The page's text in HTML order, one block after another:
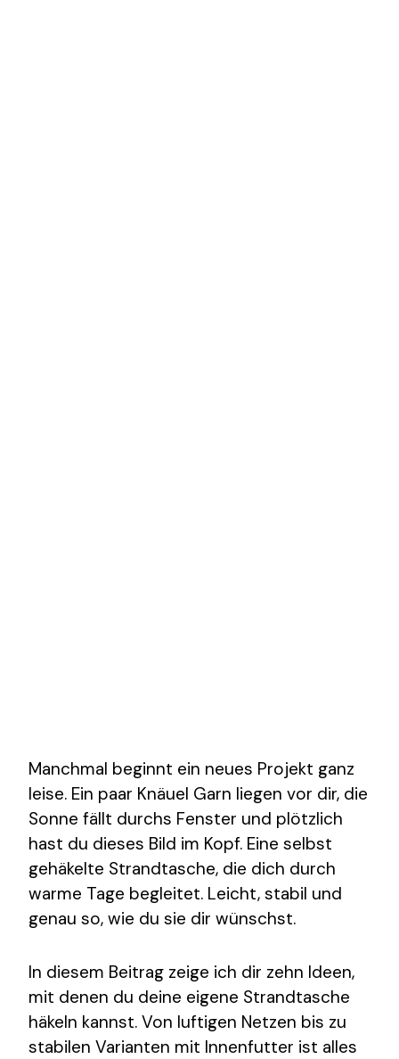
Manchmal beginnt ein neues Projekt ganz
leise. Ein paar Knäuel Garn liegen vor dir, die
Sonne fällt durchs Fenster und plötzlich
hast du dieses Bild im Kopf. Eine selbst
gehäkelte Strandtasche, die dich durch
warme Tage begleitet. Leicht, stabil und
genau so, wie du sie dir wünschst.
In diesem Beitrag zeige ich dir zehn Ideen,
mit denen du deine eigene Strandtasche
häkeln kannst. Von luftigen Netzen bis zu
stabilen Varianten mit Innenfutter ist alles